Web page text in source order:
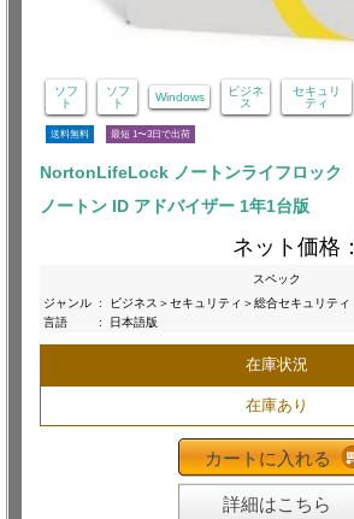
ソフ
ト
ソフ
ト
Windows
ビジネ
ス
セキュリ
ティ
送料無料 最短 1〜3日で出荷
NortonLifeLock ノートンライフロック
ノートン ID アドバイザー 1年1台版
ネット価格：
スペック
ジャンル :
ビジネス＞セキュリティ＞総合セキュリティ
言語
: 日本語版
在庫状況
在庫あり
カートに入れる
詳細はこちら